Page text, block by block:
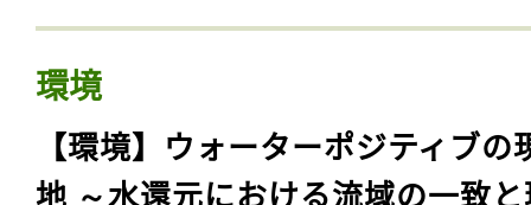
環境
【環境】ウォーターポジティブの
地 ～水還元における流域の一致